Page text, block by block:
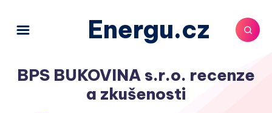
Energu.cz
BPS BUKOVINA s.r.o. recenze
a zkušenosti